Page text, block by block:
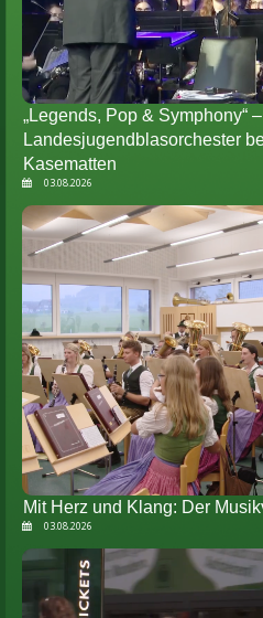
„Legends, Pop & Symphony“
Landesjugendblasorchester
Kasematten
03.08.2026
Mit Herz und Klang: Der
03.08.2026